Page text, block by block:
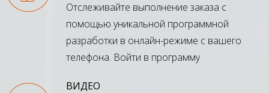
Отслеживайте выполнение заказа с
помощью уникальной программной
разработки в онлайн-режиме с вашего
телефона. Войти в программу
ВИДЕО